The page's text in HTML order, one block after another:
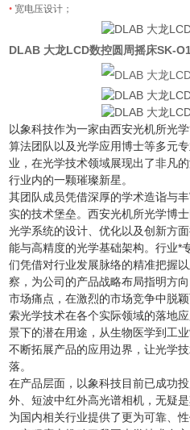
• 宽电压设计；
DLAB 大龙LCD数控圆周摇床SK-
以象科技作为一家由西安光机所光
算法团队以及光学应用博士等多元
业，在光学技术领域展现出了非凡
行业内的一颗璀璨新星。
其团队成员凭借深厚的学术造诣与
实的技术堡垒。西安光机所光学博
光学系统的设计、优化以及创新方
能与高精度的光学基础架构。行业*
们凭借对行业发展脉络的精准把握
察，为公司的产品战略布局指明方
市场痛点，在激烈的市场竞争中脱
索光学技术在各个实际领域的落地
景下的潜在用途，从生物医学到工
不断拓展产品的应用边界，让光学
落。
在产品层面，以象科技目前已成功
外、短波中红外高光谱相机，无疑
为国内相关行业提供了更为可靠、